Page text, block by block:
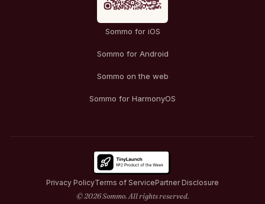
Sommo for iOS
Sommo for Android
Sommo on the web
Sommo for HarmonyOS
Privacy PolicyTerms of ServicePartner Disclosure
© 2026 Sommo. All rights reserved.